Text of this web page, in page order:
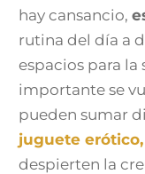
hay cansancio,
rutina del día a
espacios para la
importante se
pueden sumar
juguete erótico,
despierten la